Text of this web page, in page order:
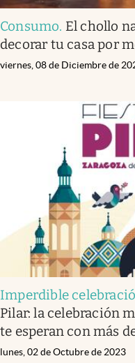
Consumo. El chollo
decorar tu casa por
viernes, 08 de Diciembre de
Imperdible
Pilar: la celebración
te esperan con más
lunes, 02 de Octubre de 2023